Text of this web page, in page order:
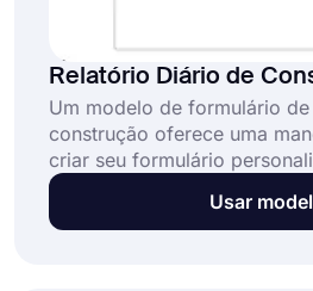
Relatório Diário de
Um modelo de formulário
construção oferece uma
criar seu formulário
acompanhar seu projeto de
especialmente útil para
Usar